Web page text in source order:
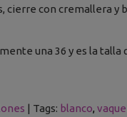
cierre con cremallera y
una 36 y es la talla
| Tags: blanco